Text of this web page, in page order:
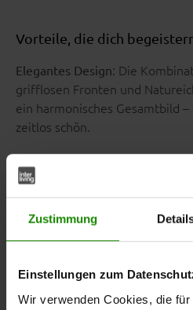
Zustimmung
Einstellungen zum
Wir verwenden Cookies, die
Vorteile, die dich
Elegantes Design: Die
grifflosen Fronten und
ein harmonisches Gesamtbild
zeitlos schön.
Praktische Hochschrankzeile
cmbietet sie extra viel
Gefrierkombination KI86V5SE0
Spektrum A bis G) und den
bis D).